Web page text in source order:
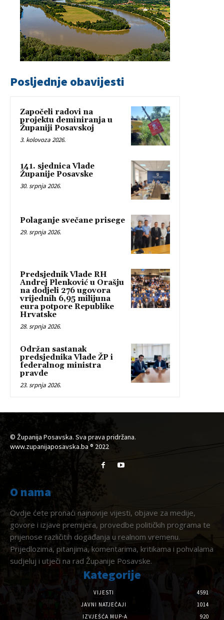
Posljednje obavijesti
Započeli radovi na
projektu deminiranja u
Županiji Posavskoj
3. kolovoza 2026.
141. sjednica Vlade
Županije Posavske
30. srpnja 2026.
Polaganje svečane prisege
29. srpnja 2026.
Predsjednik Vlade RH
Andrej Plenković u Orašju
na dodjeli 276 ugovora
vrijednih 6,95 milijuna
eura potpore Republike
Hrvatske
28. srpnja 2026.
Održan sastanak
predsjednika Vlade ŽP i
federalnog ministra
pravde
23. srpnja 2026.
© Županija Posavska. Sva prava pridržana.
www.zupanijaposavska.ba ® 2022
O nama
Ovdje ćete pronaći najnovije vijesti, objave za medije,
govore i izjave premijera, provedbe političkih programa te
prijenose različitih događanja u realnom vremenu.
Prijedlozima, pitanjima, komentarima, kritikama i pohvalama
sudjeluj i utječi na rad Županije Posavske.
Kategorije
VIJESTI
4591
JAVNI NATJEČAJI
1014
IZVJEŠĆA MUP-A
920